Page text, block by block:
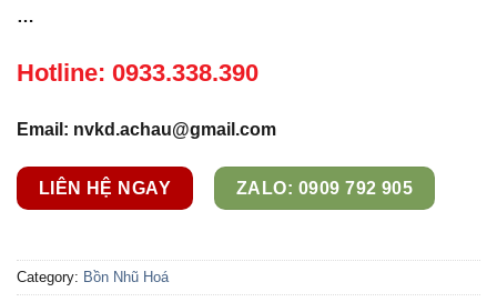
…
Hotline: 0933.338.390
Email: nvkd.achau@gmail.com
LIÊN HỆ NGAY ZALO: 0909 792 905
Category: Bồn Nhũ Hoá